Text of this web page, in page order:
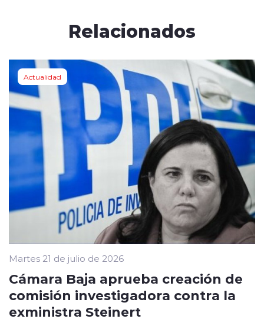
Relacionados
Actualidad
Martes 21 de julio de 2026
Cámara Baja aprueba creación de
comisión investigadora contra la
exministra Steinert